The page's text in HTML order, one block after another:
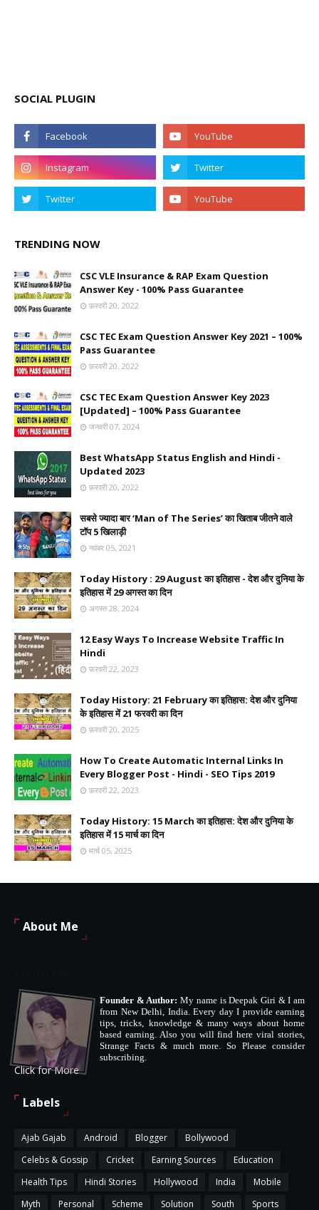
SOCIAL PLUGIN
TRENDING NOW
CSC VLE Insurance & RAP Exam Question
Answer Key - 100% Pass Guarantee
फ़रवरी 20, 2022
CSC TEC Exam Question Answer Key 2021 – 100%
Pass Guarantee
फ़रवरी 20, 2022
CSC TEC Exam Question Answer Key 2023
[Updated] – 100% Pass Guarantee
जनवरी 07, 2024
Best WhatsApp Status English and Hindi -
Updated 2023
फ़रवरी 20, 2022
सबसे ज्यादा बार ‘Man of The Series’ का खिताब जीतने वाले
टॉप 5 खिलाड़ी
नवंबर 05, 2021
Today History : 29 August का इतिहास - देश और दुनिया के
इतिहास में 29 अगस्त का दिन
अगस्त 28, 2024
12 Easy Ways To Increase Website Traffic In
Hindi
फ़रवरी 22, 2023
Today History: 21 February का इतिहास: देश और दुनिया
के इतिहास में 21 फरवरी का दिन
फ़रवरी 20, 2025
How To Create Automatic Internal Links In
Every Blogger Post - Hindi - SEO Tips 2019
फ़रवरी 22, 2023
Today History: 15 March का इतिहास: देश और दुनिया के
इतिहास में 15 मार्च का दिन
मार्च 05, 2025
About Me
Founder & Author: My name is Deepak Giri & I am
from New Delhi, India. Every day I provide earning
tips, tricks, knowledge & many ways about home
based earning. Also you will find here viral stories,
Strange Facts & much more. So Please consider
subscribing.
Click for More
Labels
Ajab Gajab Android Blogger
Bollywood
Celebs & Gossip
Cricket Earning Sources
Education
Health Tips
Hindi Stories Hollywood India
Mobile
Myth
Personal Scheme Solution South Sports